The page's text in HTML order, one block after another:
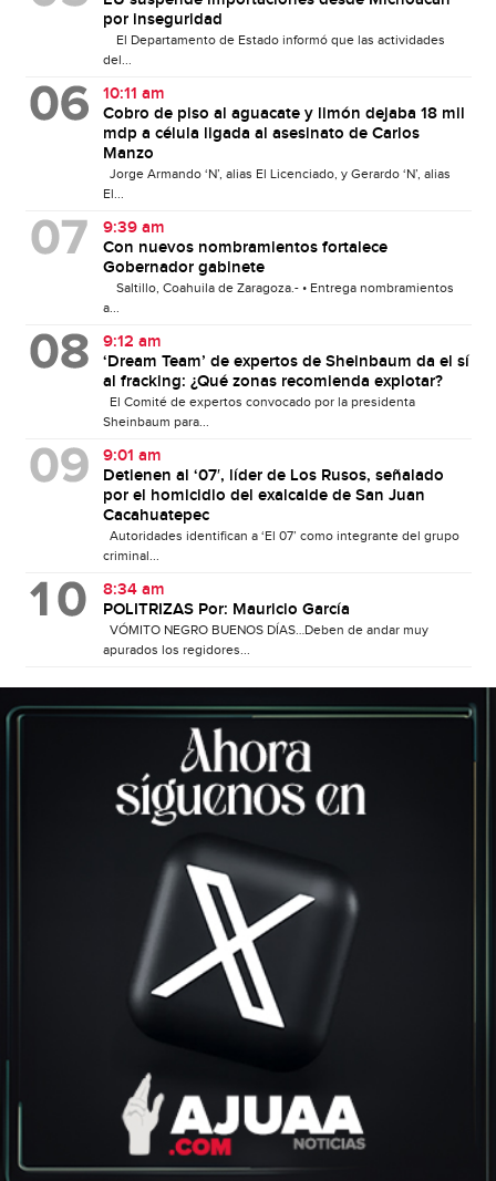
por inseguridad
El Departamento de Estado informó que las actividades
del...
10:11 am
Cobro de piso al aguacate y limón dejaba 18 mil
mdp a célula ligada al asesinato de Carlos
Manzo
Jorge Armando ‘N’, alias El Licenciado, y Gerardo ‘N’, alias
El...
9:39 am
Con nuevos nombramientos fortalece
Gobernador gabinete
Saltillo, Coahuila de Zaragoza.- • Entrega nombramientos
a...
9:12 am
‘Dream Team’ de expertos de Sheinbaum da el sí
al fracking: ¿Qué zonas recomienda explotar?
El Comité de expertos convocado por la presidenta
Sheinbaum para...
9:01 am
Detienen al ‘07′, líder de Los Rusos, señalado
por el homicidio del exalcalde de San Juan
Cacahuatepec
Autoridades identifican a ‘El 07’ como integrante del grupo
criminal...
8:34 am
POLITRIZAS Por: Mauricio García
VÓMITO NEGRO BUENOS DÍAS…Deben de andar muy
apurados los regidores...